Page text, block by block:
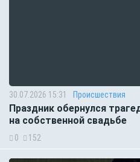
30.07.2026 15:31 Происшествия
Праздник обернулся
на собственной свадьбе
0 152